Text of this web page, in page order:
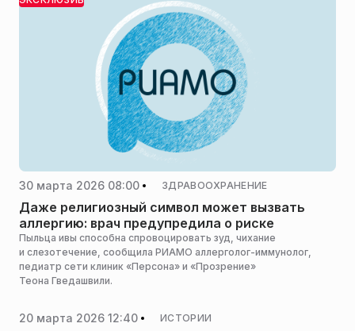
30 марта 2026 08:00 ЗДРАВООХРАНЕНИЕ
Даже религиозный символ может вызвать
аллергию: врач предупредила о риске
Пыльца ивы способна спровоцировать зуд, чихание
и слезотечение, сообщила РИАМО аллерголог-иммунолог,
педиатр сети клиник «Персона» и «Прозрение»
Теона Гведашвили.
20 марта 2026 12:40 ИСТОРИИ